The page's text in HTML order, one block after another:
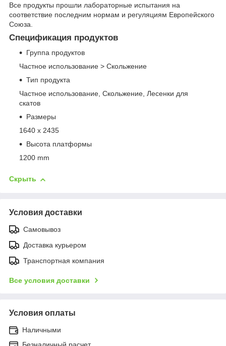
Все продукты прошли лабораторные испытания на
соответствие последним нормам и регуляциям Европейского
Союза.
Спецификация продуктов
Группа продуктов
Частное использование > Скольжение
Тип продукта
Частное использование, Скольжение, Лесенки для
скатов
Размеры
1640 x 2435
Высота платформы
1200 mm
Скрыть
Условия доставки
Самовывоз
Доставка курьером
Транспортная компания
Все условия доставки
Условия оплаты
Наличными
Безналичный расчет